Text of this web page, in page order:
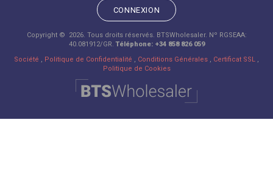
CONNEXION
Copyright © 2026. Tous droits réservés. BTSWholesaler. Nº RGSEAA:
40.081912/GR.Téléphone: +34 858 826 059
Société , Politique de Confidentialité , Conditions Générales , Certificat SSL ,
Politique de Cookies